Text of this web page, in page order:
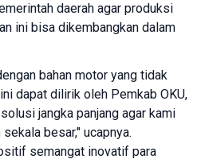
daerah agar produksi
ini bisa dikembangkan dalam
bahan motor yang tidak
dapat dilirik oleh Pemkab OKU,
jangka panjang agar kami
besar," ucapnya.
semangat inovatif para